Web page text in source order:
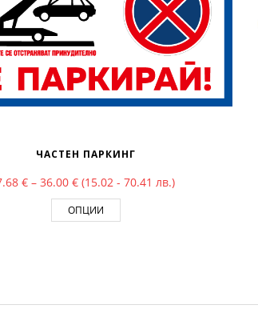
ЧАСТЕН ПАРКИНГ
€ – 36.00 €Price range: 7.68 € through 36.00 €
(15.02 - 70.41 лв.)
ОПЦИИ